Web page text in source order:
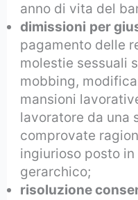
anno di vita del
dimissioni per
pagamento delle
molestie sessuali
mobbing,
mansioni
lavoratore da una
comprovate
ingiurioso posto
gerarchico;
risoluzione